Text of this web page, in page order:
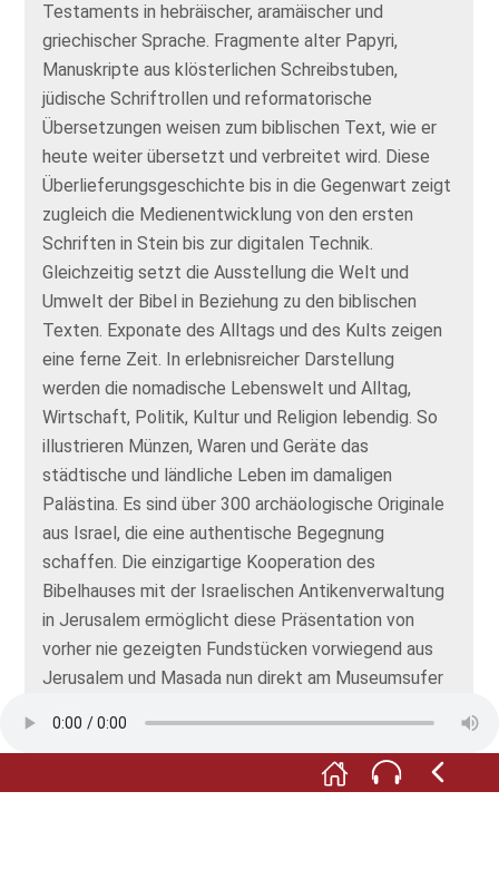
Testaments in hebräischer, aramäischer und
griechischer Sprache. Fragmente alter Papyri,
Manuskripte aus klösterlichen Schreibstuben,
jüdische Schriftrollen und reformatorische
Übersetzungen weisen zum biblischen Text, wie er
heute weiter übersetzt und verbreitet wird. Diese
Überlieferungsgeschichte bis in die Gegenwart zeigt
zugleich die Medienentwicklung von den ersten
Schriften in Stein bis zur digitalen Technik.
Gleichzeitig setzt die Ausstellung die Welt und
Umwelt der Bibel in Beziehung zu den biblischen
Texten. Exponate des Alltags und des Kults zeigen
eine ferne Zeit. In erlebnisreicher Darstellung
werden die nomadische Lebenswelt und Alltag,
Wirtschaft, Politik, Kultur und Religion lebendig. So
illustrieren Münzen, Waren und Geräte das
städtische und ländliche Leben im damaligen
Palästina. Es sind über 300 archäologische Originale
aus Israel, die eine authentische Begegnung
schaffen. Die einzigartige Kooperation des
Bibelhauses mit der Israelischen Antikenverwaltung
in Jerusalem ermöglicht diese Präsentation von
vorher nie gezeigten Fundstücken vorwiegend aus
Jerusalem und Masada nun direkt am Museumsufer
in einer ehemaligen Kirche zuhause. Zum eigentlichen
Erlebnis machen das Museum seine plastischen
Objekte. Ein Nomadenzelt, wie es bis heute in der